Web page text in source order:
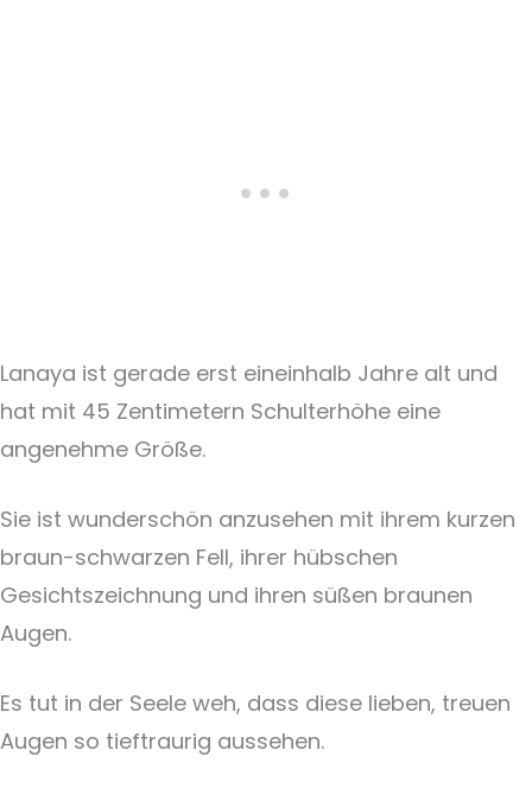
Lanaya ist gerade erst eineinhalb Jahre alt und
hat mit 45 Zentimetern Schulterhöhe eine
angenehme Größe.
Sie ist wunderschön anzusehen mit ihrem kurzen
braun-schwarzen Fell, ihrer hübschen
Gesichtszeichnung und ihren süßen braunen
Augen.
Es tut in der Seele weh, dass diese lieben, treuen
Augen so tieftraurig aussehen.